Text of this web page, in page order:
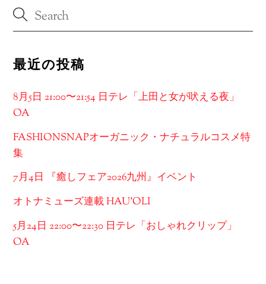
最近の投稿
8月5日 21:00〜21:54 日テレ「上田と女が吠える夜」
OA
FASHIONSNAPオーガニック・ナチュラルコスメ特
集
7月4日 『癒しフェア2026九州』イベント
オトナミューズ連載 HAU’OLI
5月24日 22:00〜22:30 日テレ「おしゃれクリップ」
OA